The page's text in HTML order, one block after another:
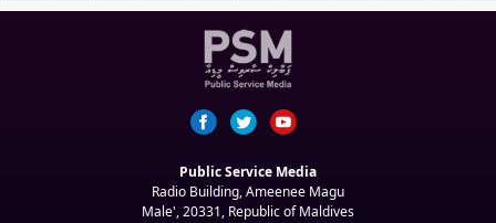
Public Service Media
Radio Building, Ameenee Magu
Male', 20331, Republic of Maldives